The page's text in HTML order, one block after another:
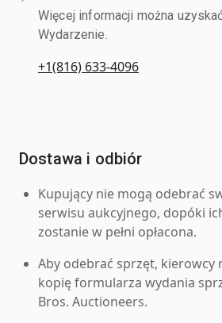
Więcej informacji można
Wydarzenie.
+1(816) 633-4096
Dostawa i odbiór
Kupujący nie mogą odebrać
serwisu aukcyjnego, dopóki
zostanie w pełni opłacona.
Aby odebrać sprzęt, kierowcy
kopię formularza wydania
Bros. Auctioneers.